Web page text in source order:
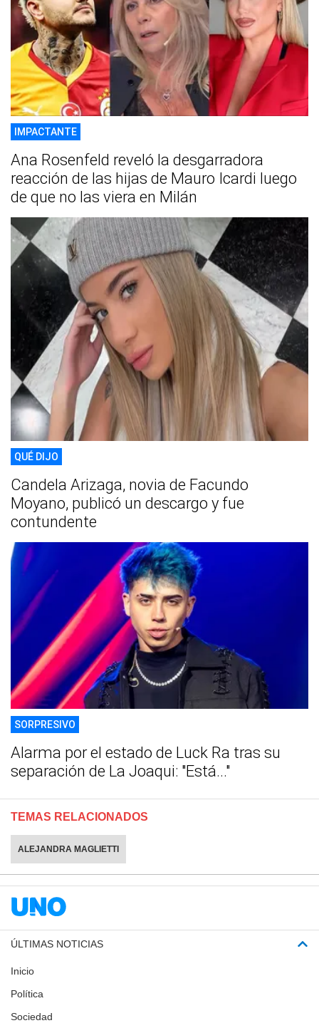
IMPACTANTE
Ana Rosenfeld reveló la desgarradora
reacción de las hijas de Mauro Icardi luego
de que no las viera en Milán
QUÉ DIJO
Candela Arizaga, novia de Facundo
Moyano, publicó un descargo y fue
contundente
SORPRESIVO
Alarma por el estado de Luck Ra tras su
separación de La Joaqui: "Está..."
TEMAS RELACIONADOS
ALEJANDRA MAGLIETTI
ÚLTIMAS NOTICIAS
Inicio
Política
Sociedad